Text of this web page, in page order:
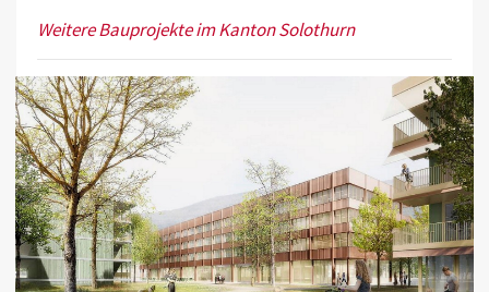
Weitere Bauprojekte im Kanton Solothurn